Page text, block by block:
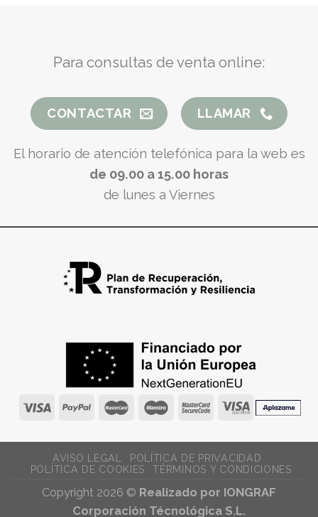
Para consultas de venta online:
CONTACTAR LLAMAR
El horario de atención telefónica para la web es
de 09.00 a 15.00 horas
de lunes a Viernes
AVISO LEGAL
POLÍTICA DE PRIVACIDAD
POLÍTICA DE COOKIES
TÉRMINOS Y CONDICIONES
Copyright 2026 © Realizado por IONGRAF
Corporación Técnológica S.L.